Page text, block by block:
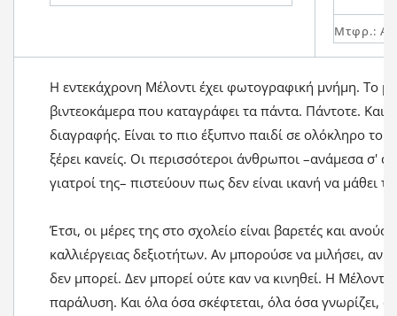
Μτφρ.:
Η εντεκάχρονη Μέλοντι έχει φωτογραφική μνήμη. Το
βιντεοκάμερα που καταγράφει τα πάντα. Πάντοτε. Και
διαγραφής. Είναι το πιο έξυπνο παιδί σε ολόκληρο το
ξέρει κανείς. Οι περισσότεροι άνθρωποι –ανάμεσα σ'
γιατροί της– πιστεύουν πως δεν είναι ικανή να μάθει
Έτσι, οι μέρες της στο σχολείο είναι βαρετές και
καλλιέργειας δεξιοτήτων. Αν μπορούσε να μιλήσει,
δεν μπορεί. Δεν μπορεί ούτε καν να κινηθεί. Η
παράλυση. Και όλα όσα σκέφτεται, όλα όσα γνωρίζει,